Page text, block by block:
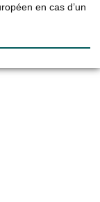
en cas d’un